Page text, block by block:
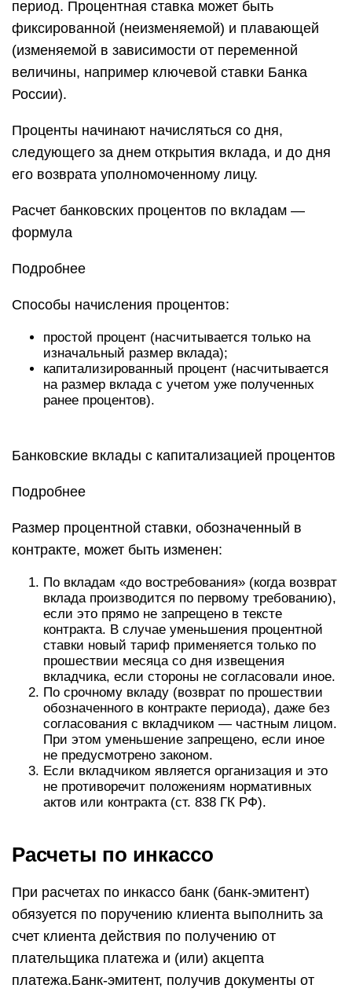
период. Процентная ставка может быть
фиксированной (неизменяемой) и плавающей
(изменяемой в зависимости от переменной
величины, например ключевой ставки Банка
России).
Проценты начинают начисляться со дня,
следующего за днем открытия вклада, и до дня
его возврата уполномоченному лицу.
Расчет банковских процентов по вкладам —
формула
Подробнее
Способы начисления процентов:
простой процент (насчитывается только на
изначальный размер вклада);
капитализированный процент (насчитывается
на размер вклада с учетом уже полученных
ранее процентов).
Банковские вклады с капитализацией процентов
Подробнее
Размер процентной ставки, обозначенный в
контракте, может быть изменен:
По вкладам «до востребования» (когда возврат
вклада производится по первому требованию),
если это прямо не запрещено в тексте
контракта. В случае уменьшения процентной
ставки новый тариф применяется только по
прошествии месяца со дня извещения
вкладчика, если стороны не согласовали иное.
По срочному вкладу (возврат по прошествии
обозначенного в контракте периода), даже без
согласования с вкладчиком — частным лицом.
При этом уменьшение запрещено, если иное
не предусмотрено законом.
Если вкладчиком является организация и это
не противоречит положениям нормативных
актов или контракта (ст. 838 ГК РФ).
Расчеты по инкассо
При расчетах по инкассо банк (банк-эмитент)
обязуется по поручению клиента выполнить за
счет клиента действия по получению от
плательщика платежа и (или) акцепта
платежа.Банк-эмитент, получив документы от